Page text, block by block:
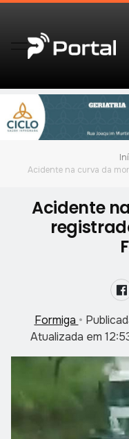
Acidente na curva da
Acidente
Formiga •
Atualizada em